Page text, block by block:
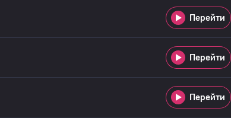
Перейти
Перейти
Перейти